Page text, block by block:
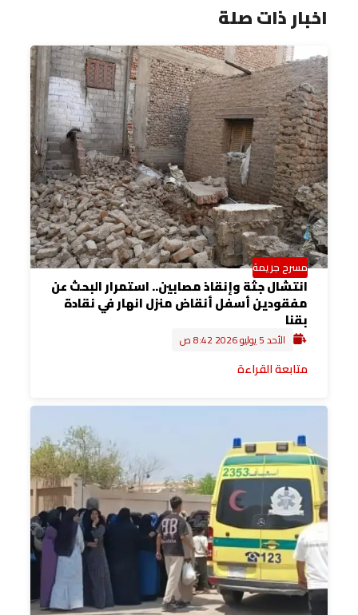
اخبار ذات صلة
مسرح جريمة
انتشال جثة وإنقاذ مصابين.. استمرار البحث عن
مفقودين أسفل أنقاض منزل انهار في نقادة
بقنا
الأحد 5 يوليو 2026 8:42 ص
متابعة القراءة